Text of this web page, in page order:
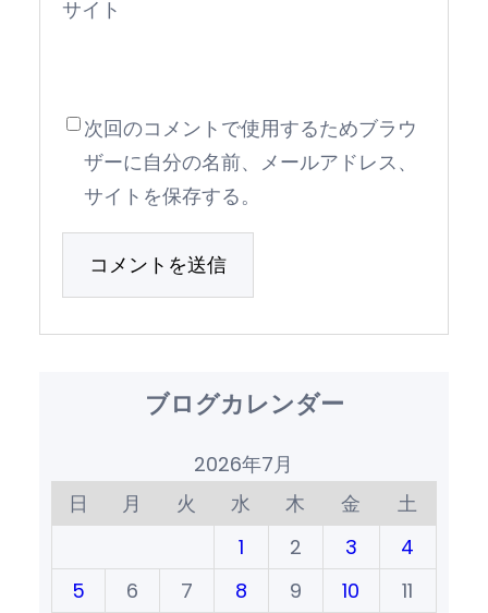
サイト
次回のコメントで使用するためブラウ
ザーに自分の名前、メールアドレス、
サイトを保存する。
ブログカレンダー
2026年7月
日
月 火 水 木 金
土
1
2 3
4
5
6 7 8 9 10
11